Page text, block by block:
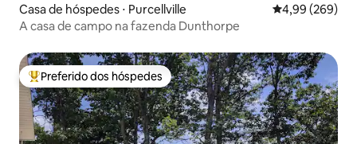
Casa de hóspedes ⋅ Purcellville 4,99 de uma
4,99 (269)
A casa de campo na fazenda Dunthorpe
Entre os melhores preferidos dos hóspedes
Preferido dos hóspedes